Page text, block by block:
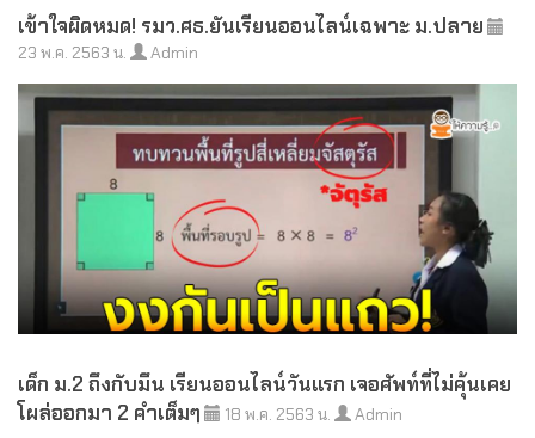
เข้าใจผิดหมด! รมว.ศธ.ยันเรียนออนไลน์เฉพาะ ม.ปลาย
23 พ.ค. 2563 น. Admin
เด็ก ม.2 ถึงกับมึน เรียนออนไลน์วันแรก เจอศัพท์ที่ไม่คุ้นเคย
โผล่ออกมา 2 คำเต็มๆ
18 พ.ค. 2563 น. Admin